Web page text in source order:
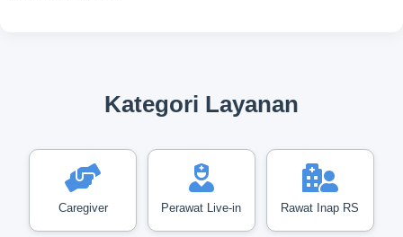
Kategori Layanan
Caregiver Perawat Live-in Rawat Inap RS